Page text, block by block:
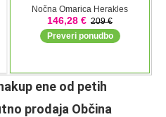
ene od petih
prodaja Občina